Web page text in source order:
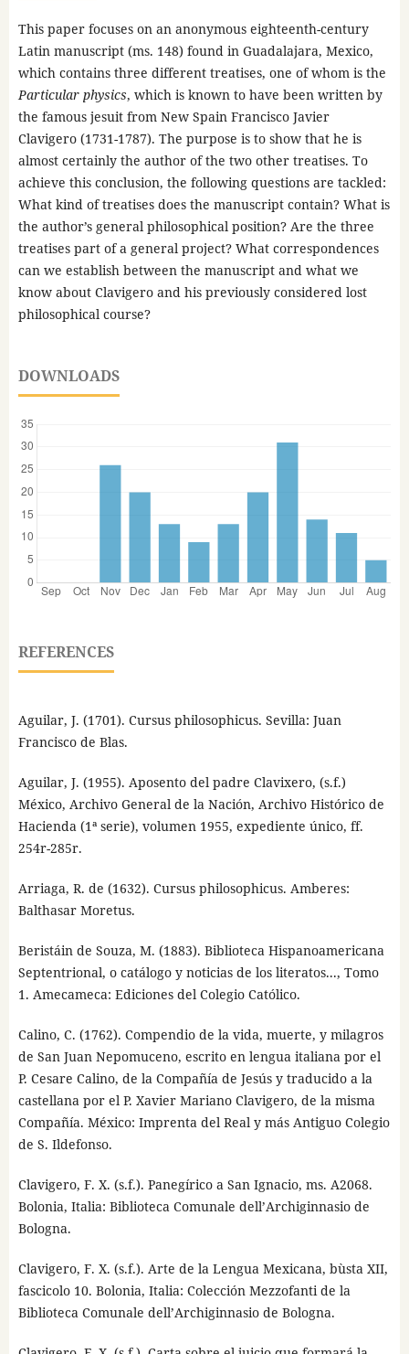
This paper focuses on an anonymous eighteenth-century
Latin manuscript (ms. 148) found in Guadalajara, Mexico,
which contains three different treatises, one of whom is the
Particular physics, which is known to have been written by
the famous jesuit from New Spain Francisco Javier
Clavigero (1731-1787). The purpose is to show that he is
almost certainly the author of the two other treatises. To
achieve this conclusion, the following questions are tackled:
What kind of treatises does the manuscript contain? What is
the author’s general philosophical position? Are the three
treatises part of a general project? What correspondences
can we establish between the manuscript and what we
know about Clavigero and his previously considered lost
philosophical course?
DOWNLOADS
REFERENCES
Aguilar, J. (1701). Cursus philosophicus. Sevilla: Juan
Francisco de Blas.
Aguilar, J. (1955). Aposento del padre Clavixero, (s.f.)
México, Archivo General de la Nación, Archivo Histórico de
Hacienda (1ª serie), volumen 1955, expediente único, ff.
254r-285r.
Arriaga, R. de (1632). Cursus philosophicus. Amberes:
Balthasar Moretus.
Beristáin de Souza, M. (1883). Biblioteca Hispanoamericana
Septentrional, o catálogo y noticias de los literatos..., Tomo
1. Amecameca: Ediciones del Colegio Católico.
Calino, C. (1762). Compendio de la vida, muerte, y milagros
de San Juan Nepomuceno, escrito en lengua italiana por el
P. Cesare Calino, de la Compañía de Jesús y traducido a la
castellana por el P. Xavier Mariano Clavigero, de la misma
Compañía. México: Imprenta del Real y más Antiguo Colegio
de S. Ildefonso.
Clavigero, F. X. (s.f.). Panegírico a San Ignacio, ms. A2068.
Bolonia, Italia: Biblioteca Comunale dell’Archiginnasio de
Bologna.
Clavigero, F. X. (s.f.). Arte de la Lengua Mexicana, bùsta XII,
fascicolo 10. Bolonia, Italia: Colección Mezzofanti de la
Biblioteca Comunale dell’Archiginnasio de Bologna.